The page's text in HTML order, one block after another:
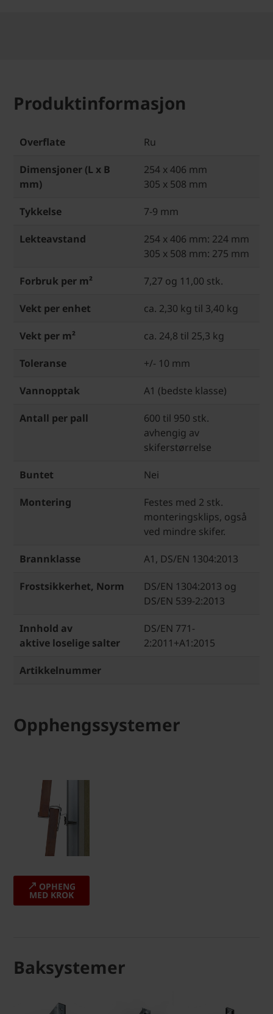
Produktinformasjon
Overflate Ru
Dimensjoner (L x B
mm)
254 x 406 mm
305 x 508 mm
Tykkelse 7-9 mm
Lekteavstand
254 x 406 mm: 224 mm
305 x 508 mm: 275 mm
Forbruk per m² 7,27 og 11,00 stk.
Vekt per enhet ca. 2,30 kg til 3,40 kg
Vekt per m² ca. 24,8 til 25,3 kg
Toleranse +/- 10 mm
Vannopptak A1 (bedste klasse)
Antall per pall
600 til 950 stk.
avhengig av
skiferstørrelse
Buntet Nei
Montering
Festes med 2 stk.
monteringsklips, også
ved mindre skifer.
Brannklasse A1, DS/EN 1304:2013
Frostsikkerhet, Norm
DS/EN 1304:2013 og
DS/EN 539-2:2013
Innhold av
aktive loselige salter
DS/EN 771-
2:2011+A1:2015
Artikkelnummer
Opphengssystemer
OPHENG
MED KROK
Baksystemer